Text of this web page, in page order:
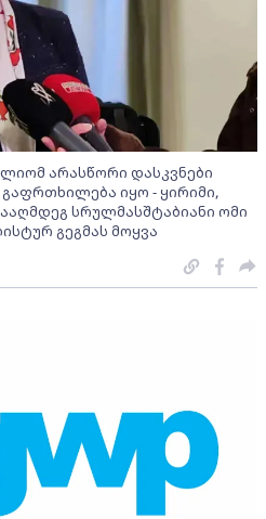
არასწორი დასკვნები
იყო - ყირიმი,
სრულმასშტაბიანი ომი
გეგმას მოყვა